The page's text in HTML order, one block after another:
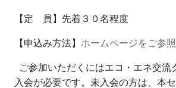
【定 員】先着３０名程度
【申込み方法】 ホームページをご参
ご参加いただくにはエコ・エネ交流
入会が必要です。未入会の方は、本